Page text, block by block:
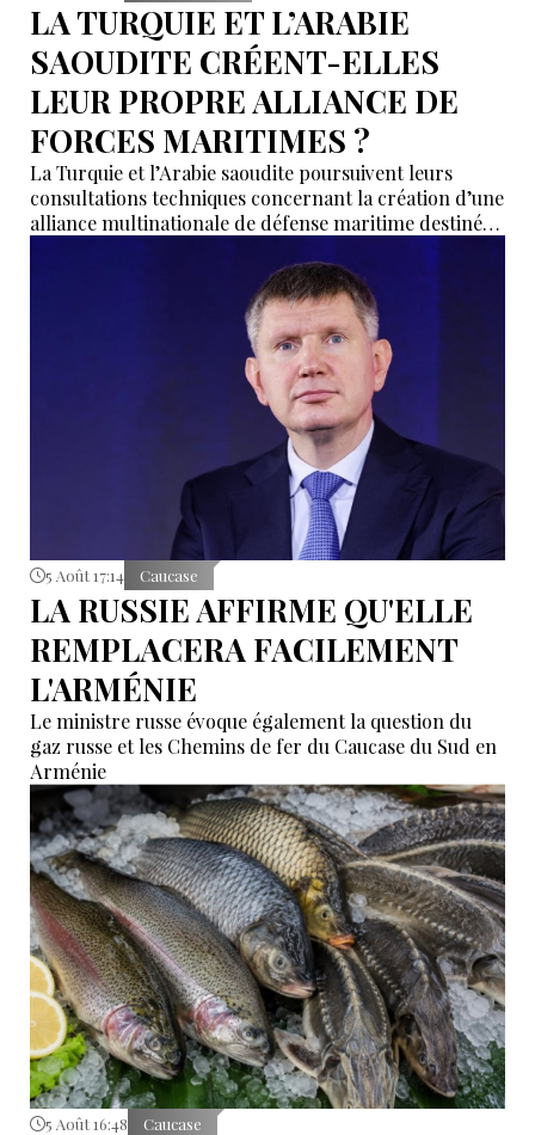
LA TURQUIE ET L’ARABIE
SAOUDITE CRÉENT-ELLES
LEUR PROPRE ALLIANCE DE
FORCES MARITIMES ?
La Turquie et l’Arabie saoudite poursuivent leurs
consultations techniques concernant la création d’une
alliance multinationale de défense maritime destinée
dans le détroit de Bab el-Mandeb et dans le golfe
5 Août 17:14 Caucase
LA RUSSIE AFFIRME QU'ELLE
REMPLACERA FACILEMENT
L'ARMÉNIE
Le ministre russe évoque également la question du
gaz russe et les Chemins de fer du Caucase du Sud en
Arménie
5 Août 16:48 Caucase